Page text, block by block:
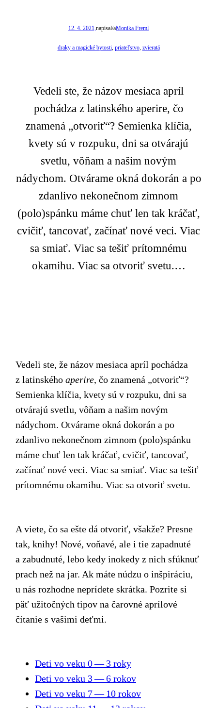
12. 4. 2021,napísal/aMonika Freml
draky a magické bytosti, priateľstvo, zvieratá
Vedeli ste, že názov mesiaca apríl
pochádza z latinského aperire, čo
znamená „otvoriť“? Semienka klíčia,
kvety sú v rozpuku, dni sa otvárajú
svetlu, vôňam a našim novým
nádychom. Otvárame okná dokorán a po
zdanlivo nekonečnom zimnom
(polo)spánku máme chuť len tak kráčať,
cvičiť, tancovať, začínať nové veci. Viac
sa smiať. Viac sa tešiť prítomnému
okamihu. Viac sa otvoriť svetu.…
Vedeli ste, že názov mesiaca apríl pochádza
z latinského aperire, čo znamená „otvoriť“?
Semienka klíčia, kvety sú v rozpuku, dni sa
otvárajú svetlu, vôňam a našim novým
nádychom. Otvárame okná dokorán a po
zdanlivo nekonečnom zimnom (polo)spánku
máme chuť len tak kráčať, cvičiť, tancovať,
začínať nové veci. Viac sa smiať. Viac sa tešiť
prítomnému okamihu. Viac sa otvoriť svetu.
A viete, čo sa ešte dá otvoriť, všakže? Presne
tak, knihy! Nové, voňavé, ale i tie zapadnuté
a zabudnuté, lebo kedy inokedy z nich sfúknuť
prach než na jar. Ak máte núdzu o inšpiráciu,
u nás rozhodne neprídete skrátka. Pozrite si
päť užitočných tipov na čarovné aprílové
čítanie s vašimi deťmi.
Deti vo veku 0 — 3 roky
Deti vo veku 3 — 6 rokov
Deti vo veku 7 — 10 rokov